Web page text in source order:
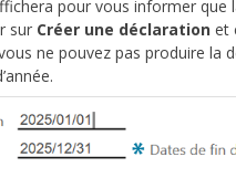
pour vous informer que
sur Créer une déclaration et
ne pouvez pas produire la